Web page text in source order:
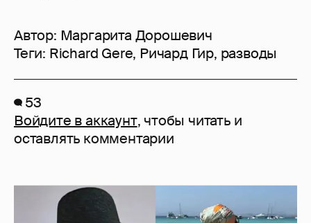
Автор: Маргарита Дорошевич
Теги: Richard Gere, Ричард Гир, разводы
53
Войдите в аккаунт, чтобы читать и
оставлять комментарии